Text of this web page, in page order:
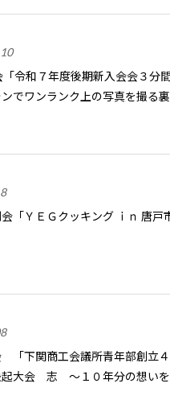
「令和７年度後期新入会会３分
でワンランク上の写真を撮る裏
会「ＹＥＧクッキング ｉｎ 唐
「下関商工会議所青年部創立
大会 志 ～１０年分の想いを